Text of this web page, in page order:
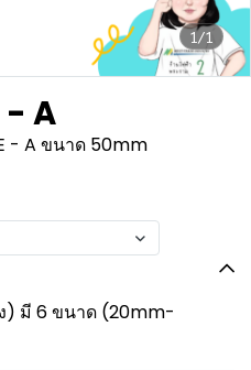
1/1
- A
- A ขนาด 50mm
) มี 6 ขนาด (20mm-